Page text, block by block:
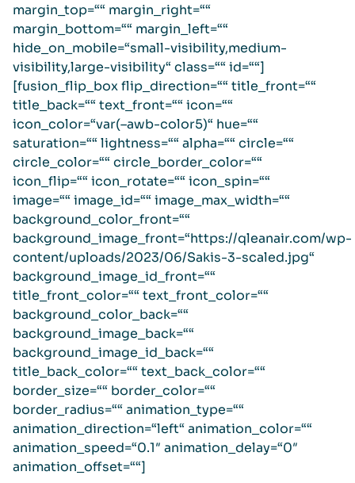
margin_top=““ margin_right=““
margin_bottom=““ margin_left=““
hide_on_mobile=“small-visibility,medium-
visibility,large-visibility“ class=““ id=““]
[fusion_flip_box flip_direction=““ title_front=““
title_back=““ text_front=““ icon=““
icon_color=“var(–awb-color5)“ hue=““
saturation=““ lightness=““ alpha=““ circle=““
circle_color=““ circle_border_color=““
icon_flip=““ icon_rotate=““ icon_spin=““
image=““ image_id=““ image_max_width=““
background_color_front=““
background_image_front=“https://qleanair.com/wp-
content/uploads/2023/06/Sakis-3-scaled.jpg“
background_image_id_front=““
title_front_color=““ text_front_color=““
background_color_back=““
background_image_back=““
background_image_id_back=““
title_back_color=““ text_back_color=““
border_size=““ border_color=““
border_radius=““ animation_type=““
animation_direction=“left“ animation_color=““
animation_speed=“0.1″ animation_delay=“0″
animation_offset=““]